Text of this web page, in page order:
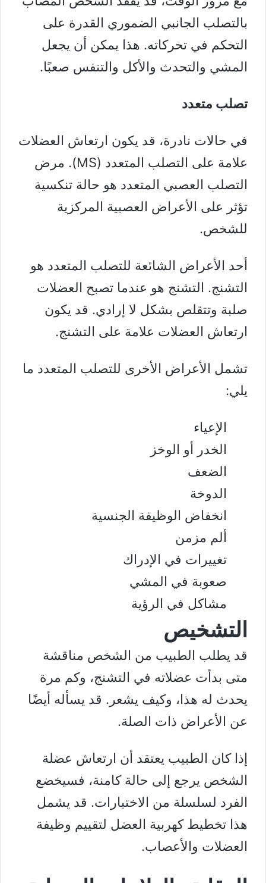
بالتصلب الجانبي الضموري القدرة على
التحكم في تحركاته. هذا يمكن أن يجعل
المشي والتحدث والأكل والتنفس صعبًا.
تصلب متعدد
في حالات نادرة، قد يكون ارتعاش العضلات
علامة على التصلب المتعدد (MS). مرض
التصلب العصبي المتعدد هو حالة تنكسية
تؤثر على الأعراض العصبية المركزية
للشخص.
أحد الأعراض الشائعة للتصلب المتعدد هو
التشنج. التشنج هو عندما تصبح العضلات
صلبة وتتقلص بشكل لا إرادي. قد يكون
ارتعاش العضلات علامة على التشنج.
تشمل الأعراض الأخرى للتصلب المتعدد ما
يلي:
الإعياء
الخدر أو الوخز
الضعف
الدوخة
انخفاض الوظيفة الجنسية
ألم مزمن
تغييرات في الإدراك
صعوبة في المشي
مشاكل في الرؤية
التشخيص
قد يطلب الطبيب من الشخص مناقشة
متى بدأت عضلاته في التشنج، وكم مرة
يحدث له هذا، وكيف يشعر. قد يسأله أيضًا
عن الأعراض ذات الصلة.
إذا كان الطبيب يعتقد أن ارتعاش عضلة
الشخص يرجع إلى حالة كامنة، فسيخضع
الفرد لسلسلة من الاختبارات. قد يشمل
هذا تخطيط كهربية العضل لتقييم وظيفة
العضلات والأعصاب.